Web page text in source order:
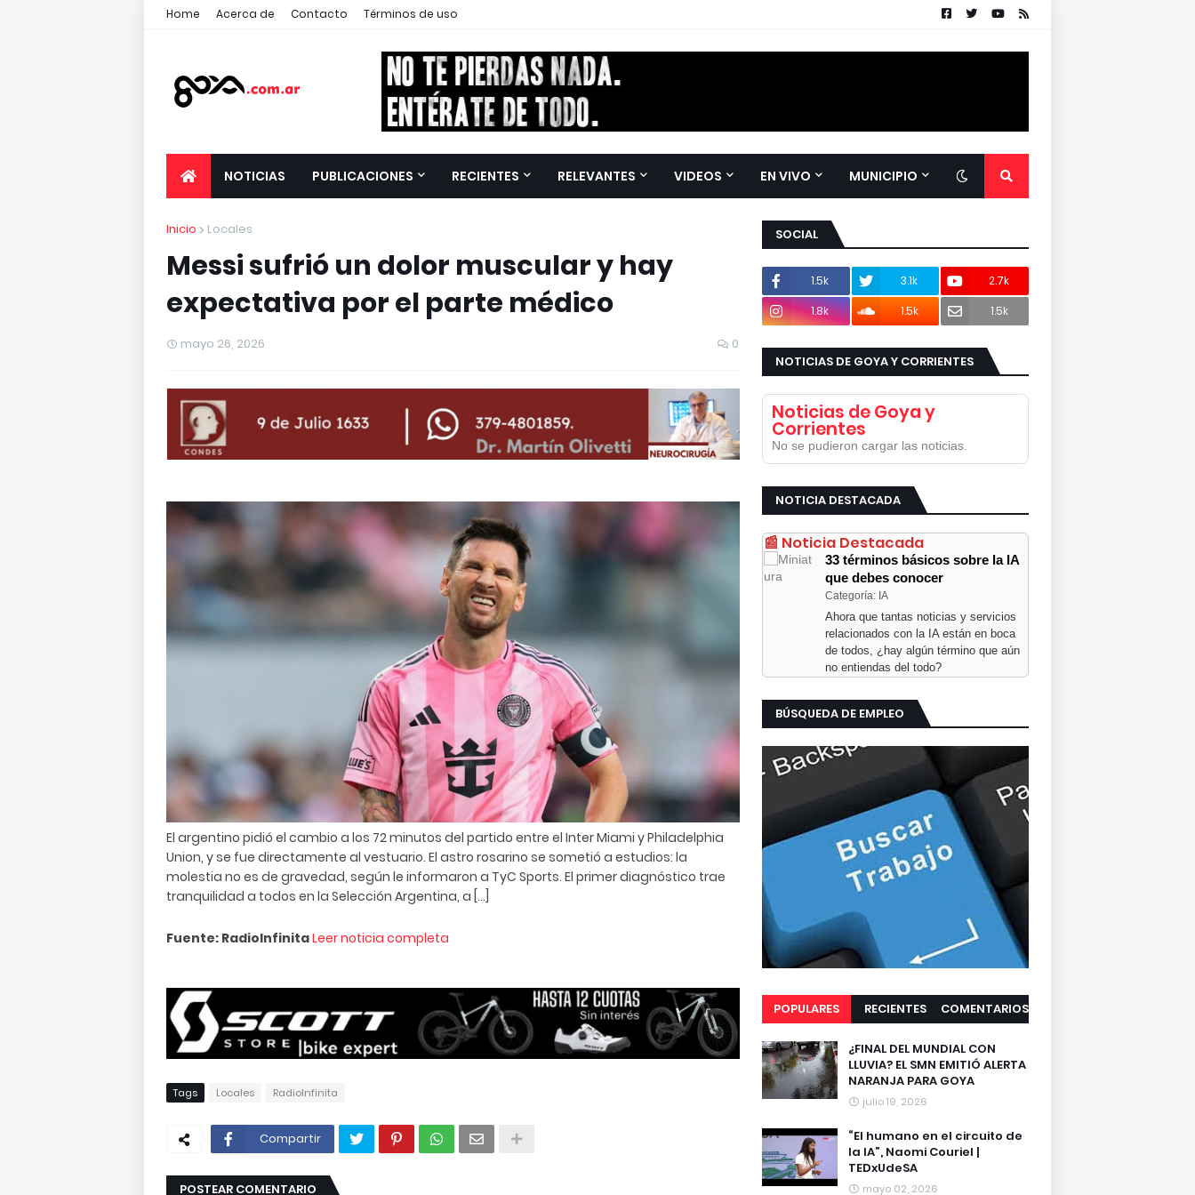
Home Acerca de Contacto Términos de uso
NOTICIAS PUBLICACIONES RECIENTES RELEVANTES VIDEOS EN VIVO MUNICIPIO
Inicio Locales
Messi sufrió un dolor muscular y hay
expectativa por el parte médico
mayo 26, 2026 0
El argentino pidió el cambio a los 72 minutos del partido entre el Inter Miami y Philadelphia
Union, y se fue directamente al vestuario. El astro rosarino se sometió a estudios: la
molestia no es de gravedad, según le informaron a TyC Sports. El primer diagnóstico trae
tranquilidad a todos en la Selección Argentina, a […]
Fuente: RadioInfinitaLeer noticia completa
Tags Locales RadioInfinita
Compartir
POSTEAR COMENTARIO
SOCIAL
1.5k 3.1k
2.7k
1.8k
1.5k 1.5k
NOTICIAS DE GOYA Y CORRIENTES
Noticias de Goya y
Corrientes
No se pudieron cargar las noticias.
NOTICIA DESTACADA
📰 Noticia Destacada
33 términos básicos sobre la IA
que debes conocer
Categoría: IA
Ahora que tantas noticias y servicios
relacionados con la IA están en boca
de todos, ¿hay algún término que aún
no entiendas del todo?
BÚSQUEDA DE EMPLEO
POPULARES RECIENTES COMENTARIOS
¿FINAL DEL MUNDIAL CON
LLUVIA? EL SMN EMITIÓ ALERTA
NARANJA PARA GOYA
julio 19, 2026
“El humano en el circuito de
la IA”, Naomi Couriel |
TEDxUdeSA
mayo 02, 2026